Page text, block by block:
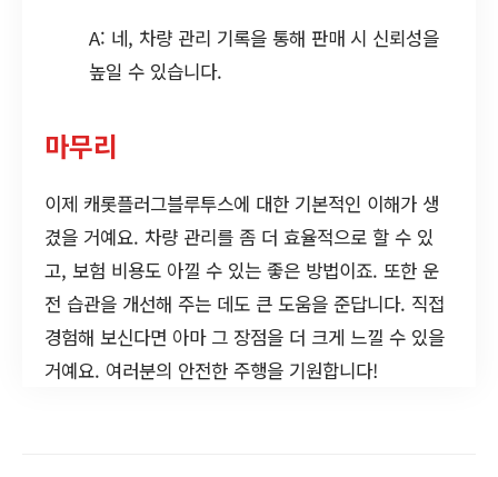
A: 네, 차량 관리 기록을 통해 판매 시 신뢰성을
높일 수 있습니다.
마무리
이제 캐롯플러그블루투스에 대한 기본적인 이해가 생
겼을 거예요. 차량 관리를 좀 더 효율적으로 할 수 있
고, 보험 비용도 아낄 수 있는 좋은 방법이죠. 또한 운
전 습관을 개선해 주는 데도 큰 도움을 준답니다. 직접
경험해 보신다면 아마 그 장점을 더 크게 느낄 수 있을
거예요. 여러분의 안전한 주행을 기원합니다!